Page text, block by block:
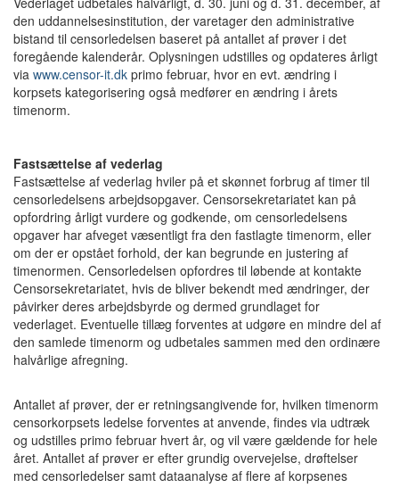
den uddannelsesinstitution, der varetager den administrative
bistand til censorledelsen baseret på antallet af prøver i det
foregående kalenderår. Oplysningen udstilles og opdateres årligt
via www.censor-it.dk primo februar, hvor en evt. ændring i
korpsets kategorisering også medfører en ændring i årets
timenorm.
Fastsættelse af vederlag
Fastsættelse af vederlag hviler på et skønnet forbrug af timer til
censorledelsens arbejdsopgaver. Censorsekretariatet kan på
opfordring årligt vurdere og godkende, om censorledelsens
opgaver har afveget væsentligt fra den fastlagte timenorm, eller
om der er opstået forhold, der kan begrunde en justering af
timenormen. Censorledelsen opfordres til løbende at kontakte
Censorsekretariatet, hvis de bliver bekendt med ændringer, der
påvirker deres arbejdsbyrde og dermed grundlaget for
vederlaget. Eventuelle tillæg forventes at udgøre en mindre del af
den samlede timenorm og udbetales sammen med den ordinære
halvårlige afregning.
Antallet af prøver, der er retningsangivende for, hvilken timenorm
censorkorpsets ledelse forventes at anvende, findes via udtræk
og udstilles primo februar hvert år, og vil være gældende for hele
året. Antallet af prøver er efter grundig overvejelse, drøftelser
med censorledelser samt dataanalyse af flere af korpsenes